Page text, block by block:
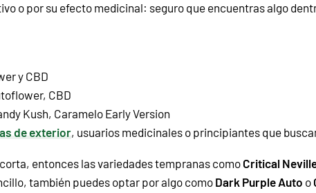
o por su efecto medicinal: seguro que encuentras algo
y CBD
, CBD
Kush, Caramelo Early Version
de exterior, usuarios medicinales o principiantes que
entonces las variedades tempranas como Critical
también puedes optar por algo como Dark Purple Auto o